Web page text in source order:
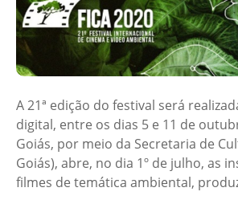
A 21ª edição do festival será
digital, entre os dias 5 e 11 de
Goiás, por meio da Secretaria de
Goiás), abre, no dia 1º de julho, as
filmes de temática ambiental,